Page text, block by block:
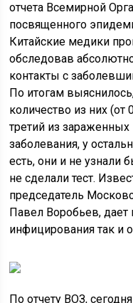
отчета Всемирной
посвященного
Китайские медики
обследовав
контакты с
По итогам
количество из них
третий из
заболевания, у
есть, они и не узнали
не сделали тест.
председатель
Павел Воробьев, дает
инфицирования так и
По отчету ВОЗ,